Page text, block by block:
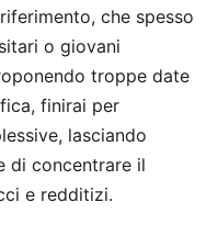
che spesso
o giovani
troppe date
finirai per
lasciando
di concentrare il
e redditizi.